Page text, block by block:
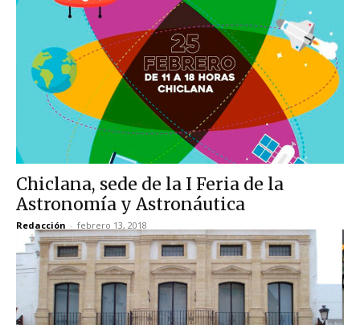
Chiclana, sede de la I Feria de la
Astronomía y Astronáutica
Redacción - febrero 13, 2018